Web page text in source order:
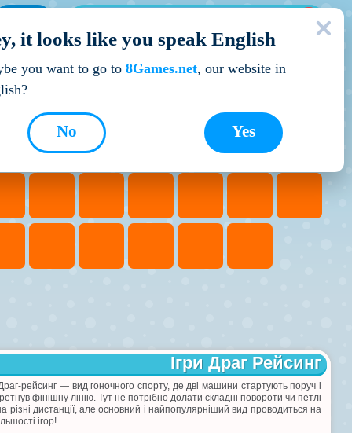
Кращі ігри
Ігри Драг Рейсинг
рейсинг — вид гоночного спорту, де дві машини стартують поруч і
фінішну лінію. Тут не потрібно долати складні повороти чи петлі
різні дистанції, але основний і найпопулярніший вид проводиться на
ігор!
it looks like you speak English
you want to go to 8Games.net, our website in
Yes
No